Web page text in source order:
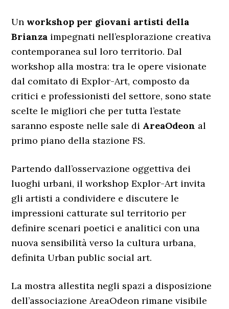
Un workshop per giovani artisti della
Brianza impegnati nell’esplorazione creativa
contemporanea sul loro territorio. Dal
workshop alla mostra: tra le opere visionate
dal comitato di Explor-Art, composto da
critici e professionisti del settore, sono state
scelte le migliori che per tutta l’estate
saranno esposte nelle sale di AreaOdeon al
primo piano della stazione FS.
Partendo dall’osservazione oggettiva dei
luoghi urbani, il workshop Explor-Art invita
gli artisti a condividere e discutere le
impressioni catturate sul territorio per
definire scenari poetici e analitici con una
nuova sensibilità verso la cultura urbana,
definita Urban public social art.
La mostra allestita negli spazi a disposizione
dell’associazione AreaOdeon rimane visibile